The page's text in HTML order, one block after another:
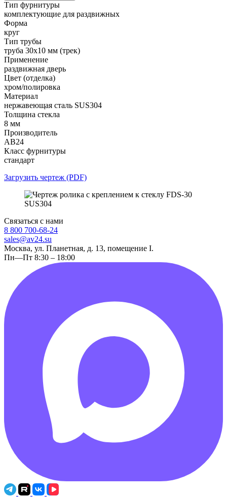
Тип фурнитуры
комплектующие для раздвижных
Форма
круг
Тип трубы
труба 30х10 мм (трек)
Применение
раздвижная дверь
Цвет (отделка)
хром/полировка
Материал
нержавеющая сталь SUS304
Толщина стекла
8 мм
Производитель
АВ24
Класс фурнитуры
стандарт
Загрузить чертеж (PDF)
Связаться с нами
8 800 700-68-24
sales@av24.su
Москва, ул. Планетная, д. 13, помещение I.
Пн—Пт 8:30 – 18:00